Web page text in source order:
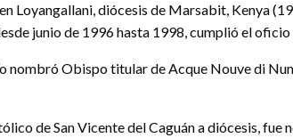
Loyangallani, diócesis de Marsabit, Kenya
junio de 1996 hasta 1998, cumplió el
nombró Obispo titular de Acque Nouve di
de San Vicente del Caguán a diócesis,